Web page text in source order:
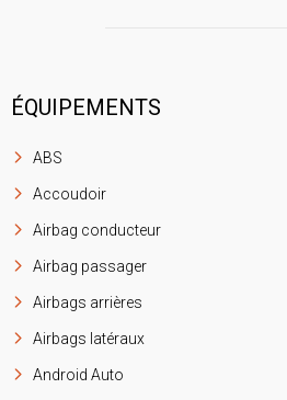
ÉQUIPEMENTS
ABS
Accoudoir
Airbag conducteur
Airbag passager
Airbags arrières
Airbags latéraux
Android Auto